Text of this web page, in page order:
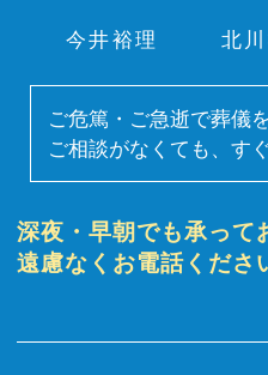
今井裕理 北
ご危篤・ご急逝で葬儀
ご相談がなくても、す
深夜・早朝でも承って
遠慮なくお電話くださ